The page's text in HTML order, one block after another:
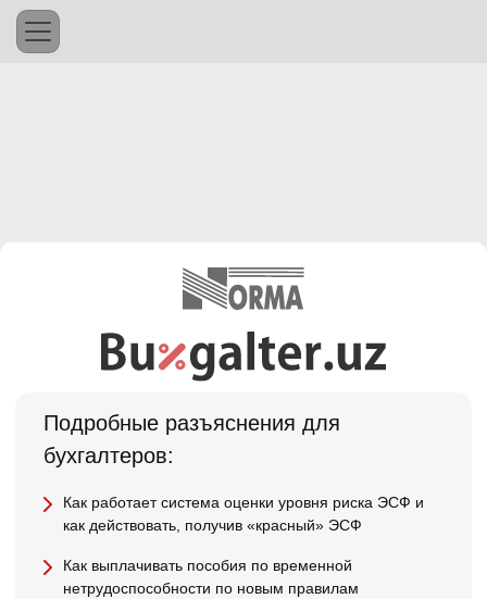
Подробные разъяснения для
бухгалтеров:
Как работает система оценки уровня риска ЭСФ и
как действовать, получив «красный» ЭСФ
Как выплачивать пособия по временной
нетрудоспособности по новым правилам